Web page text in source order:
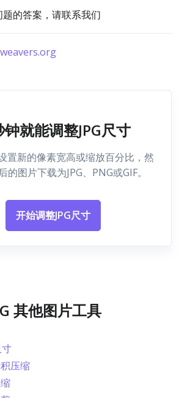
的答案，请联系我们
钟就能调整JPG尺寸
置新的像素宽高或缩放百分比，然
的图片下载为JPG、PNG或GIF。
开始调整JPG尺寸
其他图片工具
压缩